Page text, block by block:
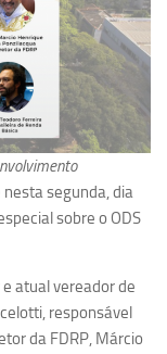
e Informação
Pública
de Estudos em Gestão
segunda, dia
sobre o ODS
atual vereador de
responsável
da FDRP, Márcio